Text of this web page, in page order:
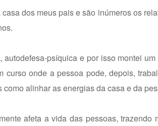
dos meus pais e são inúmeros os
autodefesa-psíquica e por isso montei
curso onde a pessoa pode, depois,
alinhar as energias da casa e da
afeta a vida das pessoas,